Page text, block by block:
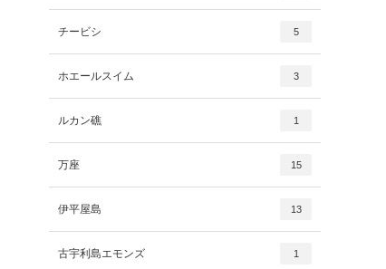
チービシ 5
ホエールスイム 3
ルカン礁 1
万座 15
伊平屋島 13
古宇利島エモンズ 1